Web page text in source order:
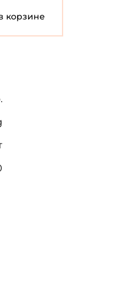
корзине